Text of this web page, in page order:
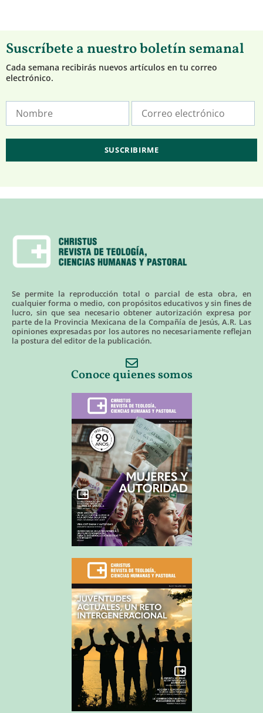
Suscríbete a nuestro boletín semanal
Cada semana recibirás nuevos artículos en tu correo
electrónico.
Se permite la reproducción total o parcial de esta obra, en
cualquier forma o medio, con propósitos educativos y sin fines de
lucro, sin que sea necesario obtener autorización expresa por
parte de la Provincia Mexicana de la Compañía de Jesús, A.R. Las
opiniones expresadas por los autores no necesariamente reflejan
la postura del editor de la publicación.
Conoce quienes somos